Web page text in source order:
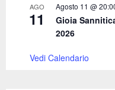
AGO
11
Agosto 11 @
Gioia
2026
Vedi Calendario